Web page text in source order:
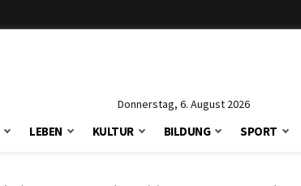
Donnerstag, 6. August 2026
LEBEN KULTUR BILDUNG SPORT